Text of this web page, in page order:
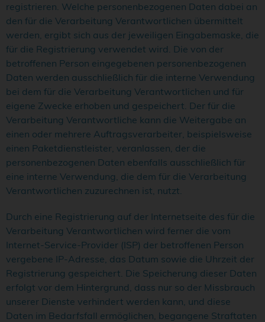
registrieren. Welche personenbezogenen Daten dabei an
den für die Verarbeitung Verantwortlichen übermittelt
werden, ergibt sich aus der jeweiligen Eingabemaske, die
für die Registrierung verwendet wird. Die von der
betroffenen Person eingegebenen personenbezogenen
Daten werden ausschließlich für die interne Verwendung
bei dem für die Verarbeitung Verantwortlichen und für
eigene Zwecke erhoben und gespeichert. Der für die
Verarbeitung Verantwortliche kann die Weitergabe an
einen oder mehrere Auftragsverarbeiter, beispielsweise
einen Paketdienstleister, veranlassen, der die
personenbezogenen Daten ebenfalls ausschließlich für
eine interne Verwendung, die dem für die Verarbeitung
Verantwortlichen zuzurechnen ist, nutzt.
Durch eine Registrierung auf der Internetseite des für die
Verarbeitung Verantwortlichen wird ferner die vom
Internet-Service-Provider (ISP) der betroffenen Person
vergebene IP-Adresse, das Datum sowie die Uhrzeit der
Registrierung gespeichert. Die Speicherung dieser Daten
erfolgt vor dem Hintergrund, dass nur so der Missbrauch
unserer Dienste verhindert werden kann, und diese
Daten im Bedarfsfall ermöglichen, begangene Straftaten